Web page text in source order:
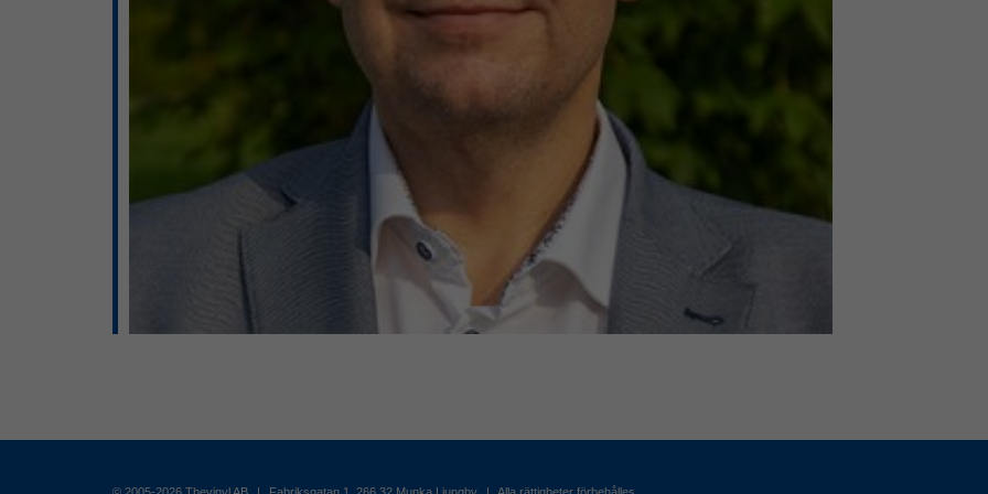
© 2005-2026 Thevinyl AB | Fabriksgatan 1, 266 32 Munka Ljungby | Alla rättigheter förbehålles